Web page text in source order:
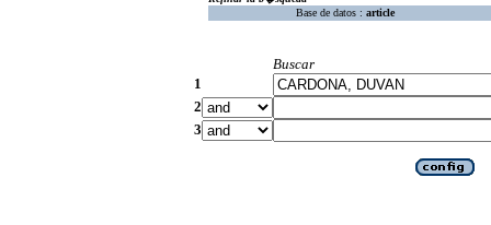
Base de datos : article
Buscar
1
2
3